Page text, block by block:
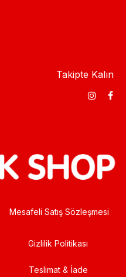
Takipte Kalın
Mesafeli Satış Sözleşmesi
Gizlilik Politikası
Teslimat & İade